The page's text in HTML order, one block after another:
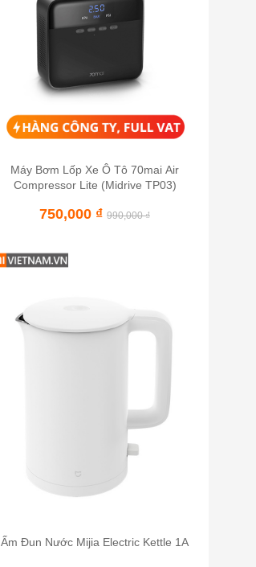
Máy Bơm Lốp Xe Ô Tô 70mai Air
Compressor Lite (Midrive TP03)
750,000 ₫ 990,000₫
Ấm Đun Nước Mijia Electric Kettle 1A